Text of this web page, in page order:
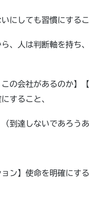
にしても習慣にする
、人は判断軸を持ち
の会社があるのか】
すること、
到達しないであろう
ン】使命を明確にす